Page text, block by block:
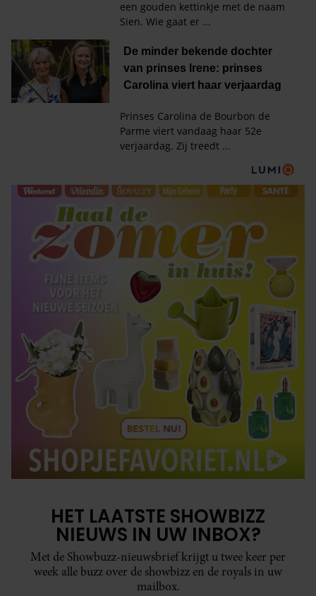
HET LAATSTE SHOWBIZZ
NIEUWS IN UW INBOX?
Met de Showbuzz-nieuwsbrief krijgt u twee keer per
week alle buzz over de showbizz en de royals in uw
mailbox.